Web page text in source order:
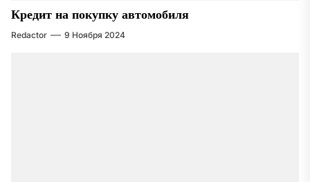
Кредит на покупку автомобиля
Redactor 9 Ноября 2024